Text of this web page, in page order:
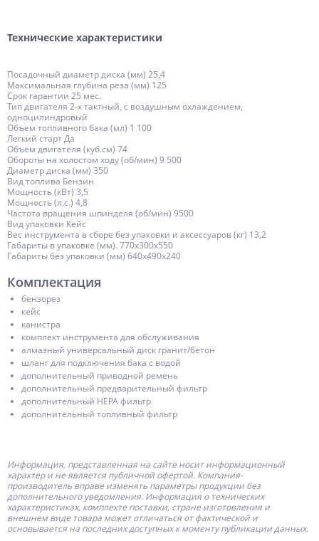
Технические характеристики
Посадочный диаметр диска (мм) 25,4
Максимальная глубина реза (мм) 125
Срок гарантии 25 мес.
Тип двигателя 2-х тактный, с воздушным охлаждением,
одноцилиндровый
Объем топливного бака (мл) 1 100
Легкий старт Да
Объем двигателя (куб.см) 74
Обороты на холостом ходу (об/мин) 9 500
Диаметр диска (мм) 350
Вид топлива Бензин
Мощность (кВт) 3,5
Мощность (л.с.) 4,8
Частота вращения шпинделя (об/мин) 9500
Вид упаковки Кейс
Вес инструмента в сборе без упаковки и аксессуаров (кг) 13,2
Габариты в упаковке (мм). 770х300х550
Габариты без упаковки (мм) 640х490х240
Комплектация
бензорез
кейс
канистра
комплект инструмента для обслуживания
алмазный универсальный диск гранит/бетон
шланг для подключения бака с водой
дополнительный приводной ремень
дополнительный предварительный фильтр
дополнительный HEPA фильтр
дополнительный топливный фильтр
Информация, представленная на сайте носит информационный
характер и не является публичной офертой. Компания-
производитель вправе изменять параметры продукции без
дополнительного уведомления. Информация о технических
характеристиках, комплекте поставки, стране изготовления и
внешнем виде товара может отличаться от фактической и
основывается на последних доступных к моменту публикации данных.